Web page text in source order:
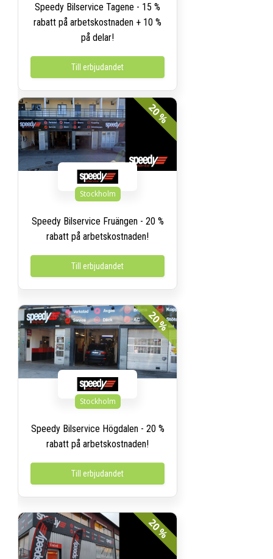
Speedy Bilservice Tagene - 15 %
rabatt på arbetskostnaden + 10 %
på delar!
Till erbjudandet
20 %
Stockholm
Speedy Bilservice Fruängen - 20 %
rabatt på arbetskostnaden!
Till erbjudandet
20 %
Stockholm
Speedy Bilservice Högdalen - 20 %
rabatt på arbetskostnaden!
Till erbjudandet
20 %